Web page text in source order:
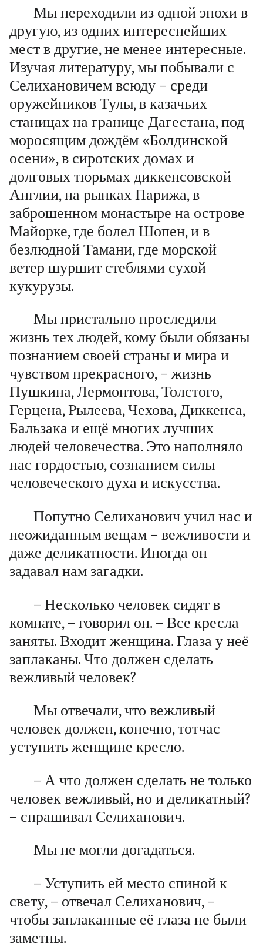
Мы переходили из одной эпохи в
другую, из одних интереснейших
мест в другие, не менее интересные.
Изучая литературу, мы побывали с
Селихановичем всюду – среди
оружейников Тулы, в казачьих
станицах на границе Дагестана, под
моросящим дождём «Болдинской
осени», в сиротских домах и
долговых тюрьмах диккенсовской
Англии, на рынках Парижа, в
заброшенном монастыре на острове
Майорке, где болел Шопен, и в
безлюдной Тамани, где морской
ветер шуршит стеблями сухой
кукурузы.
Мы пристально проследили
жизнь тех людей, кому были обязаны
познанием своей страны и мира и
чувством прекрасного, – жизнь
Пушкина, Лермонтова, Толстого,
Герцена, Рылеева, Чехова, Диккенса,
Бальзака и ещё многих лучших
людей человечества. Это наполняло
нас гордостью, сознанием силы
человеческого духа и искусства.
Попутно Селиханович учил нас и
неожиданным вещам – вежливости и
даже деликатности. Иногда он
задавал нам загадки.
– Несколько человек сидят в
комнате, – говорил он. – Все кресла
заняты. Входит женщина. Глаза у неё
заплаканы. Что должен сделать
вежливый человек?
Мы отвечали, что вежливый
человек должен, конечно, тотчас
уступить женщине кресло.
– А что должен сделать не только
человек вежливый, но и деликатный?
– спрашивал Селиханович.
Мы не могли догадаться.
– Уступить ей место спиной к
свету, – отвечал Селиханович, –
чтобы заплаканные её глаза не были
заметны.